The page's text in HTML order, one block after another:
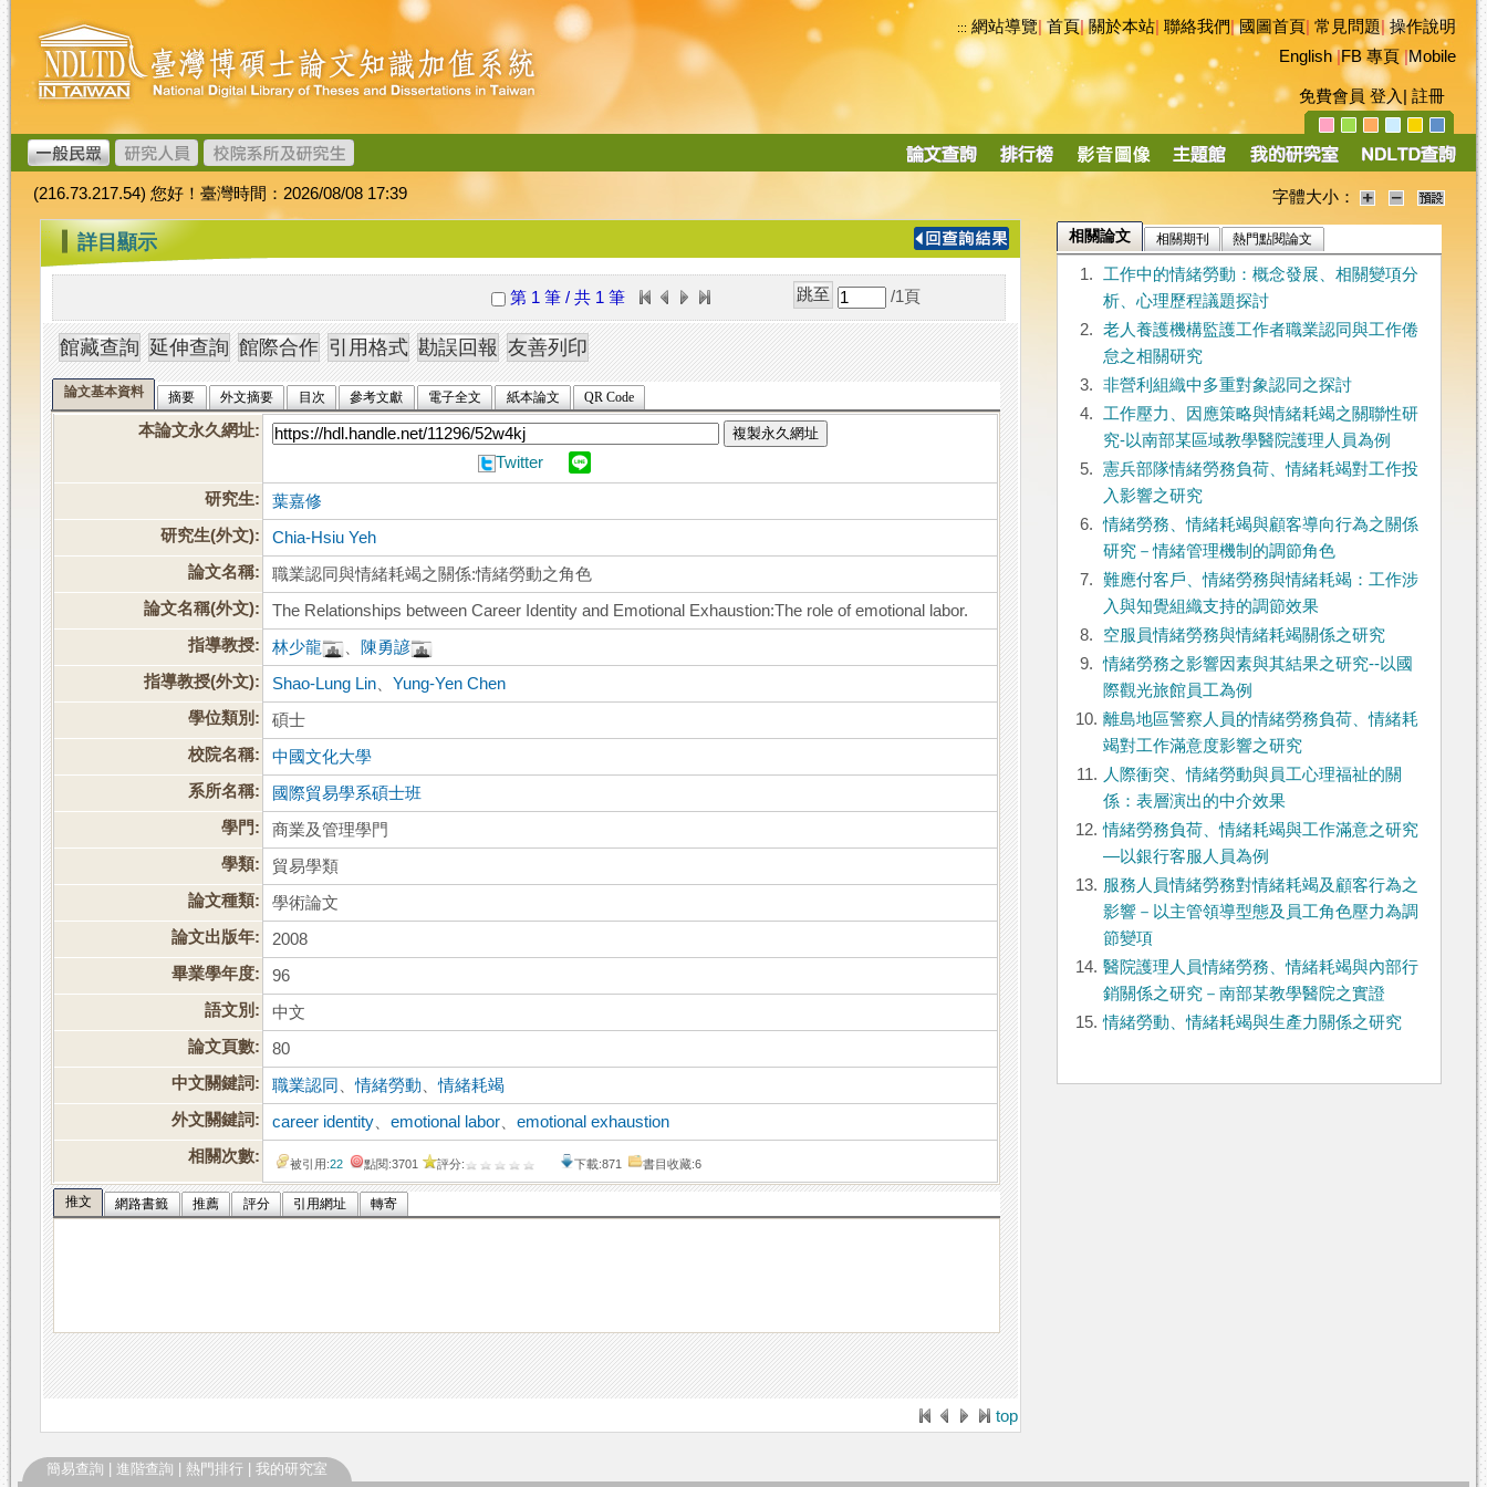
跳
到
主
要
內
容
臺
灣
博
碩
士
論
文
加
值
系
統
::: 網站導覽|首頁|關於本站 聯絡我們|國圖首頁 常見問題|操作說明
English|FB 專頁|Mobile
免費會員 登入 註冊
導
(216.73.217.54) 您好！臺灣時間：2026/08/08 17:39 字體大小：
::: 詳目顯示
第 1 筆 / 共 1 筆 /1 頁
論文基本資料 摘要 外文摘要 目次 參考文獻 電子全文 紙本論文 QR Code
本論文永久網址: 複製永久網址
Twitter
研究生:
葉嘉修
研究生(外文):
Chia-Hsiu Yeh
論文名稱:
職業認同與情緒耗竭之關係:情緒勞動之角色
論文名稱(外文):
The Relationships between Career Identity and Emotional Exhaustion:The role of emotional labor.
指導教授:
林少龍
陳勇諺
指導教授(外文):
Shao-Lung Lin 、Yung-Yen Chen
學位類別:
碩士
校院名稱:
中國文化大學
系所名稱:
國際貿易學系碩士班
學門:
商業及管理學門
學類:
貿易學類
論文種類:
學術論文
論文出版年:
2008
畢業學年度:
96
語文別:
中文
論文頁數:
80
中文關鍵詞:
職業認同 、情緒勞動 、情緒耗竭
外文關鍵詞:
career identity 、emotional labor 、emotional exhaustion
相關次數:
被引用:22 點閱:3701 評分: 下載:871 書目收藏:6
推文 網路書籤 推薦 評分 引用網址 轉寄
top
相關論文 相關期刊 熱門點閱論文
1.
工作中的情緒勞動：概念發展、相關變項分
析、心理歷程議題探討
2.
老人養護機構監護工作者職業認同與工作倦
怠之相關研究
3.
非營利組織中多重對象認同之探討
4.
工作壓力、因應策略與情緒耗竭之關聯性研
究-以南部某區域教學醫院護理人員為例
5.
憲兵部隊情緒勞務負荷、情緒耗竭對工作投
入影響之研究
6. 情緒勞務、情緒耗竭與顧客導向行為之關係
研究－情緒管理機制的調節角色
7.
難應付客戶、情緒勞務與情緒耗竭：工作涉
入與知覺組織支持的調節效果
8.
空服員情緒勞務與情緒耗竭關係之研究
9. 情緒勞務之影響因素與其結果之研究--以國
際觀光旅館員工為例
10. 離島地區警察人員的情緒勞務負荷、情緒耗
竭對工作滿意度影響之研究
11. 人際衝突、情緒勞動與員工心理福祉的關
係：表層演出的中介效果
12. 情緒勞務負荷、情緒耗竭與工作滿意之研究
—以銀行客服人員為例
13. 服務人員情緒勞務對情緒耗竭及顧客行為之
影響－以主管領導型態及員工角色壓力為調
節變項
14. 醫院護理人員情緒勞務、情緒耗竭與內部行
銷關係之研究－南部某教學醫院之實證
15. 情緒勞動、情緒耗竭與生產力關係之研究
簡易查詢 進階查詢 熱門排行 我的研究室